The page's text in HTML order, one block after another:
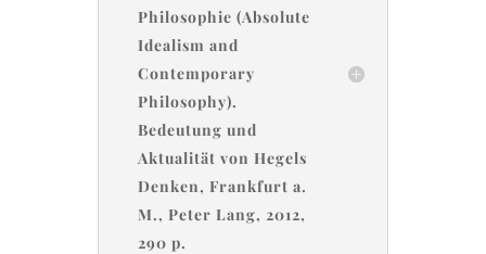
Philosophie (Absolute
Idealism and
Contemporary
Philosophy).
Bedeutung und
Aktualität von Hegels
Denken, Frankfurt a.
M., Peter Lang, 2012,
290 p.